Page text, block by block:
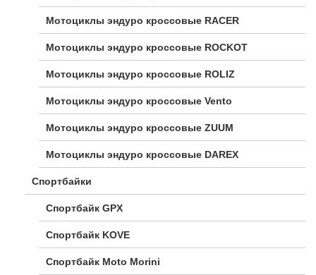
Мотоциклы эндуро кроссовые RACER
Мотоциклы эндуро кроссовые ROCKOT
Мотоциклы эндуро кроссовые ROLIZ
Мотоциклы эндуро кроссовые Vento
Мотоциклы эндуро кроссовые ZUUM
Мотоциклы эндуро кроссовые DAREX
Спортбайки
Спортбайк GPX
Спортбайк KOVE
Спортбайк Moto Morini